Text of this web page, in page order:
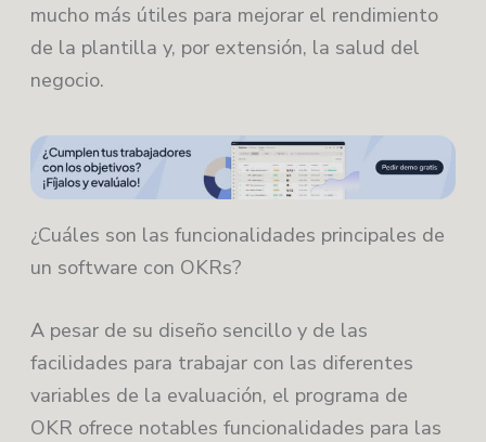
mucho más útiles para mejorar el rendimiento
de la plantilla y, por extensión, la salud del
negocio.
¿Cuáles son las funcionalidades principales de
un software con OKRs?
A pesar de su diseño sencillo y de las
facilidades para trabajar con las diferentes
variables de la evaluación, el programa de
OKR ofrece notables funcionalidades para las